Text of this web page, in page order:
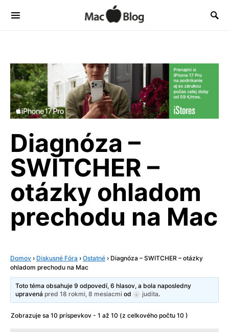
Diagnóza –
SWITCHER –
otázky ohladom
prechodu na Mac
Domov › Diskusné Fóra › Ostatné › Diagnóza – SWITCHER – otázky
ohladom prechodu na Mac
Toto téma obsahuje 9 odpovedí, 6 hlasov, a bola naposledny
upravenápred 18 rokmi, 8 mesiacmi od judita.
Zobrazuje sa 10 príspevkov - 1 až 10 (z celkového počtu 10 )